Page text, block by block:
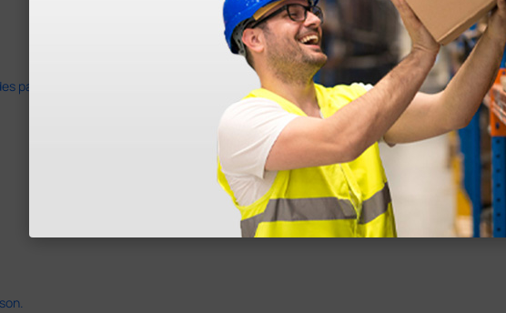
pansements épais ! Ce n'est pas le cas. En ce qui concerne la livraison, elle a été